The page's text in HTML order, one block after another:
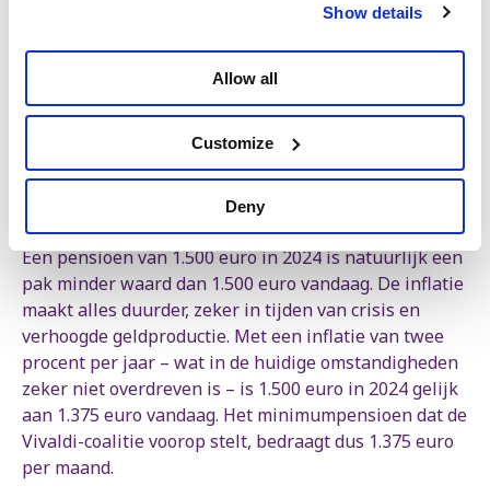
Show details
Allow all
Customize
Deny
en bovendien pas na 45 gewerkte jaren.
Wie vandaag 40 jaar gewerkt heeft, krijgt
een minimumpensioen van 1.150 euro per
maand. Met Vivaldi komt er amper 75 euro
Een pensioen van 1.500 euro in 2024 is natuurlijk een
pak minder waard dan 1.500 euro vandaag. De inflatie
maakt alles duurder, zeker in tijden van crisis en
verhoogde geldproductie. Met een inflatie van twee
procent per jaar – wat in de huidige omstandigheden
zeker niet overdreven is – is 1.500 euro in 2024 gelijk
aan 1.375 euro vandaag. Het minimumpensioen dat de
Vivaldi-coalitie voorop stelt, bedraagt dus 1.375 euro
per maand.